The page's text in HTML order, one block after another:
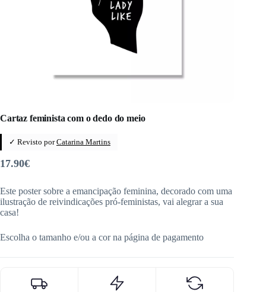
Cartaz feminista com o dedo do meio
✓ Revisto porCatarina Martins
17.90€
Este poster sobre a emancipação feminina, decorado com uma
ilustração de reivindicações pró-feministas, vai alegrar a sua
casa!
Escolha o tamanho e/ou a cor na página de pagamento